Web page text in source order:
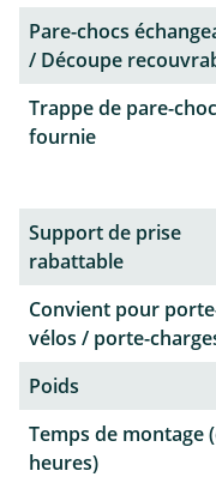
Pare-chocs
/ Découpe
Trappe de pare-
fournie
Support de prise
rabattable
Convient pour
vélos / porte-
Poids
Temps de montage
heures)